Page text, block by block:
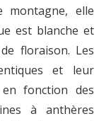
montagne, elle
est blanche et
floraison. Les
et leur
fonction des
à anthères